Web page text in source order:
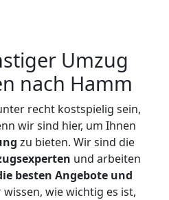
Umzug
nach Hamm
recht kostspielig sein,
wir sind hier, um Ihnen
zu bieten. Wir sind die
und arbeiten
besten Angebote und
wie wichtig es ist,